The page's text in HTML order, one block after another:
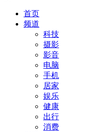
首页
频道
科技
摄影
影音
电脑
手机
居家
娱乐
健康
出行
消费